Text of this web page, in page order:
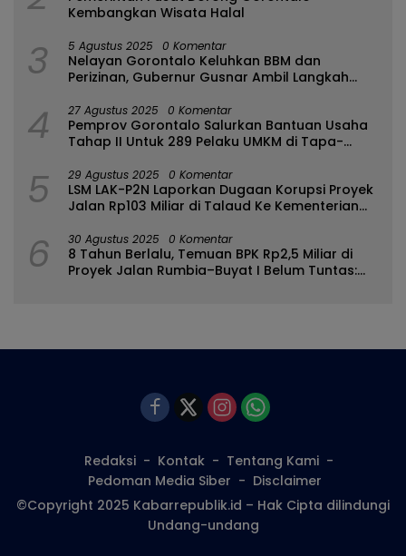
Kembangkan Wisata Halal
3 5 Agustus 2025 0 Komentar
Nelayan Gorontalo Keluhkan BBM dan
Perizinan, Gubernur Gusnar Ambil Langkah
4 27 Agustus 2025 0 Komentar
Pemprov Gorontalo Salurkan Bantuan Usaha
Tahap II Untuk 289 Pelaku UMKM di Tapa-
5 29 Agustus 2025 0 Komentar
LSM LAK-P2N Laporkan Dugaan Korupsi Proyek
Jalan Rp103 Miliar di Talaud Ke Kementerian
6 30 Agustus 2025 0 Komentar
8 Tahun Berlalu, Temuan BPK Rp2,5 Miliar di
Proyek Jalan Rumbia–Buyat I Belum Tuntas:
Redaksi Kontak
Tentang Kami
Pedoman Media Siber
Disclaimer
©Copyright 2025 Kabarrepublik.id – Hak Cipta dilindungi
Undang-undang